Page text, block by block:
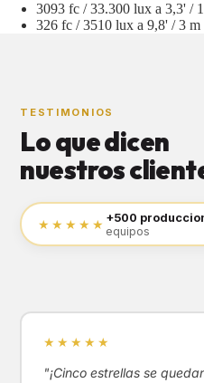
3093 fc / 33.300 lux a 3,3' /
326 fc / 3510 lux a 9,8' / 3 m
TESTIMONIOS
Lo que dicen
nuestros
★★★★★ +500
equipos
★★★★★
"¡Cinco estrellas se